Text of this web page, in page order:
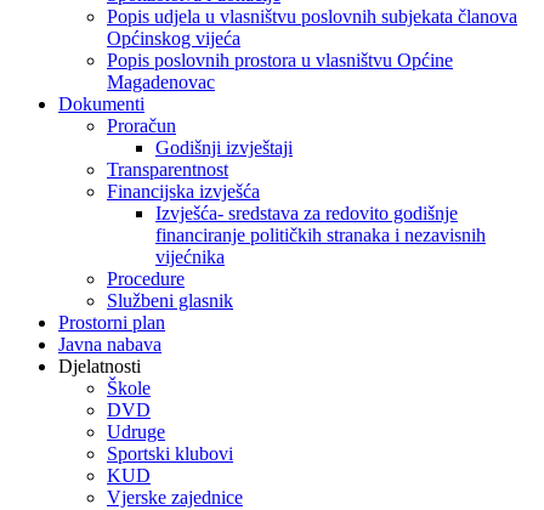
Popis udjela u vlasništvu poslovnih subjekata članova
Općinskog vijeća
Popis poslovnih prostora u vlasništvu Općine
Magadenovac
Dokumenti
Proračun
Godišnji izvještaji
Transparentnost
Financijska izvješća
Izvješća- sredstava za redovito godišnje
financiranje političkih stranaka i nezavisnih
vijećnika
Procedure
Službeni glasnik
Prostorni plan
Javna nabava
Djelatnosti
Škole
DVD
Udruge
Sportski klubovi
KUD
Vjerske zajednice